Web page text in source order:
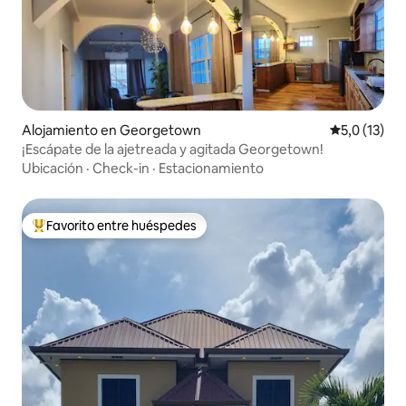
Alojamiento en Georgetown Calificación
5,0 (13)
¡Escápate de la ajetreada y agitada Georgetown!
Ubicación · Check-in · Estacionamiento
Favorito entre los huéspedes más destacados
Favorito entre huéspedes